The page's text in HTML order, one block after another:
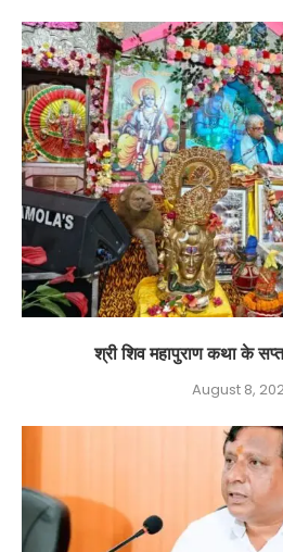
श्री शिव महापुराण कथा के
August 8,